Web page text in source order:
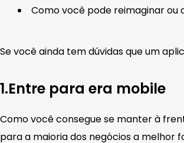
Como você pode reimaginar ou
Se você ainda tem dúvidas que um
1.Entre para era mobile
Como você consegue se manter à
para a maioria dos negócios a melhor